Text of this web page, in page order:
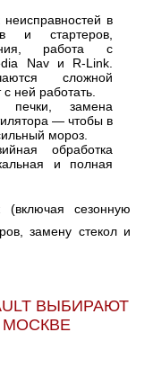
неисправностей в
и стартеров,
работа с
Nav и R-Link.
сложной
ней работать.
замена
— чтобы в
мороз.
обработка
и полная
сезонную
замену стекол и
ВЫБИРАЮТ
МОСКВЕ